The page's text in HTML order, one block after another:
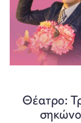
Θέατρο: